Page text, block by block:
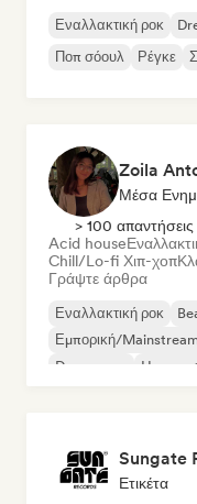
Εναλλακτική ροκ
Ποπ σόουλ
Ρέγκε
Zoila
Μέσα
> 100 απαντήσεις
Acid house
Chill/Lo-fi Χιπ-χοπ
Γράψτε άρθρα
Εναλλακτική ροκ
Εμπορική/
Dream pop
House
Sungate
Ετικέτα